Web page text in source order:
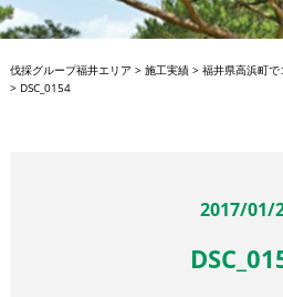
伐採グループ福井エリア > 施工実績> 福井県高浜町で
> DSC_0154
2017/01/